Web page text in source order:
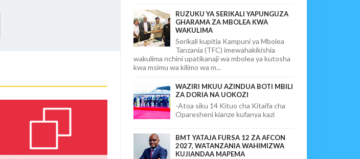
RUZUKU YA SERIKALI YAPUNGUZA
GHARAMA ZA MBOLEA KWA
WAKULIMA
Serikali kupitia Kampuni ya Mbolea
Tanzania (TFC) imewahakikishia
wakulima nchini upatikanaji wa mbolea ya kutosha
kwa msimu wa kilimo wa m...
WAZIRI MKUU AZINDUA BOTI MBILI
ZA DORIA NA UOKOZI
-Atoa siku 14 Kituo cha Kitaifa cha
Oparesheni kianze kufanya kazi
BMT YATAJA FURSA 12 ZA AFCON
2027, WATANZANIA WAHIMIZWA
KUJIANDAA MAPEMA